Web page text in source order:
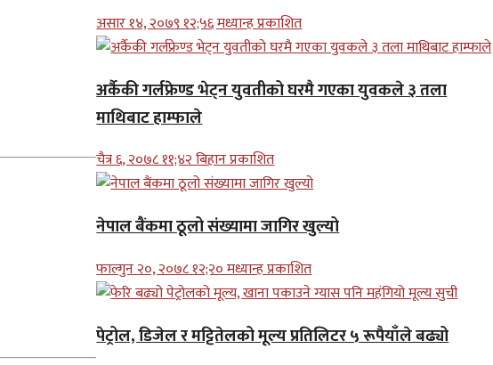
असार १४, २०७९ १२;५६ मध्यान्ह प्रकाशित
अर्कैकी गर्लफ्रेण्ड भेट्न युवतीको घरमै गएका युवकले ३ तला
माथिबाट हाम्फाले
चैत्र ६, २०७८ ११;४२ बिहान प्रकाशित
नेपाल बैंकमा ठूलो संख्यामा जागिर खुल्यो
फाल्गुन २०, २०७८ १२;२० मध्यान्ह प्रकाशित
पेट्रोल, डिजेल र मट्टितेलको मूल्य प्रतिलिटर ५ रूपैयाँले बढ्यो